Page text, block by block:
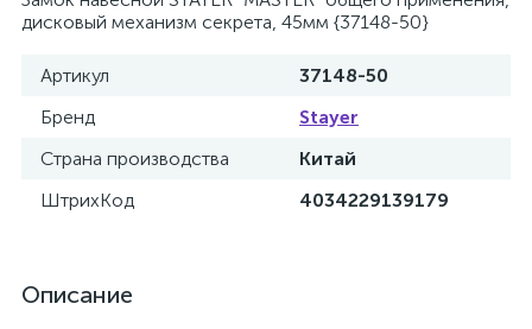
дисковый механизм секрета, 45мм {37148-50}
Артикул
37148-50
Бренд
Stayer
Страна производства
Китай
ШтрихКод
4034229139179
Описание